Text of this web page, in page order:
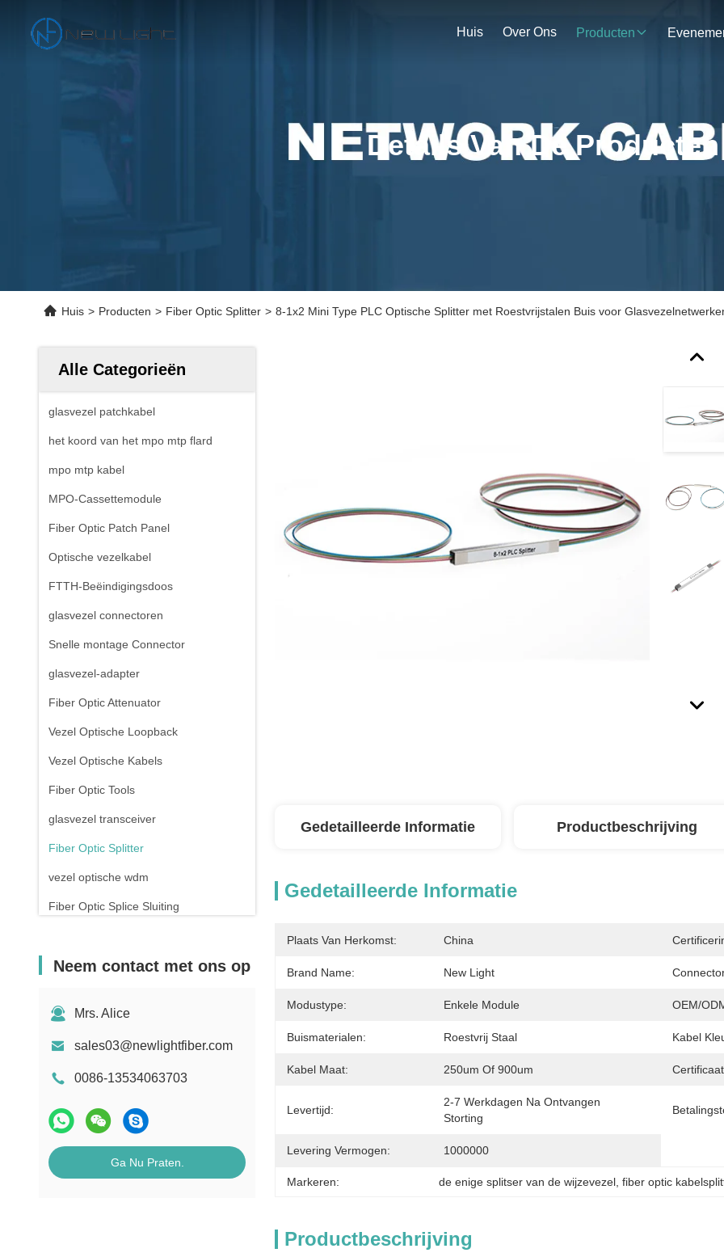
Huis Over Ons Producten
Details Van De Producten
Huis > Producten > Fiber Optic Splitter > 8-1x2 Mini Type PLC Optische Splitter met Roestvrijstalen Buis voor
Alle Categorieën
glasvezel patchkabel
het koord van het mpo mtp flard
mpo mtp kabel
MPO-Cassettemodule
Fiber Optic Patch Panel
Optische vezelkabel
FTTH-Beëindigingsdoos
glasvezel connectoren
Snelle montage Connector
glasvezel-adapter
Fiber Optic Attenuator
Vezel Optische Loopback
Vezel Optische Kabels
Fiber Optic Tools
glasvezel transceiver
Fiber Optic Splitter
vezel optische wdm
Fiber Optic Splice Sluiting
Rj45 patch panel
Drone met glasvezel
Schakelaar en stopcontact
Neem contact met ons op
Mrs. Alice
sales03@newlightfiber.com
0086-13534063703
Ga Nu Praten.
Gedetailleerde Informatie Productbeschrijving
Gedetailleerde Informatie
Plaats Van Herkomst: China
Brand Name: New Light
Modustype: Enkele Module OEM/
Buismaterialen: Roestvrij Staal Kabel
Kabel Maat: 250um Of 900um
Levertijd:
2-7 Werkdagen Na Ontvangen
Storting
Levering Vermogen: 1000000
Markeren: de enige splitser van de wijzevezel , fiber optic
Productbeschrijving